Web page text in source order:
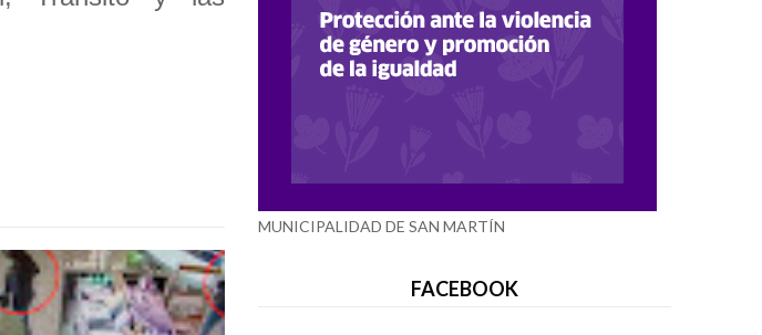
MUNICIPALIDAD DE SAN MARTÍN
FACEBOOK